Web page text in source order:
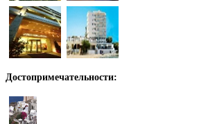
Достопримечательности: